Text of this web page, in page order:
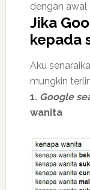
dengan awal
Jika
kepada
Aku
mungkin
1. Google
wanita